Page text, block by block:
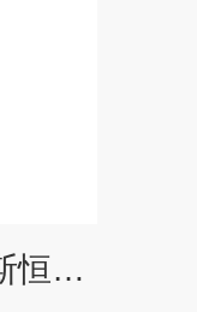
HB系列OHAUS奥豪斯恒温干式金属浴实验室数显